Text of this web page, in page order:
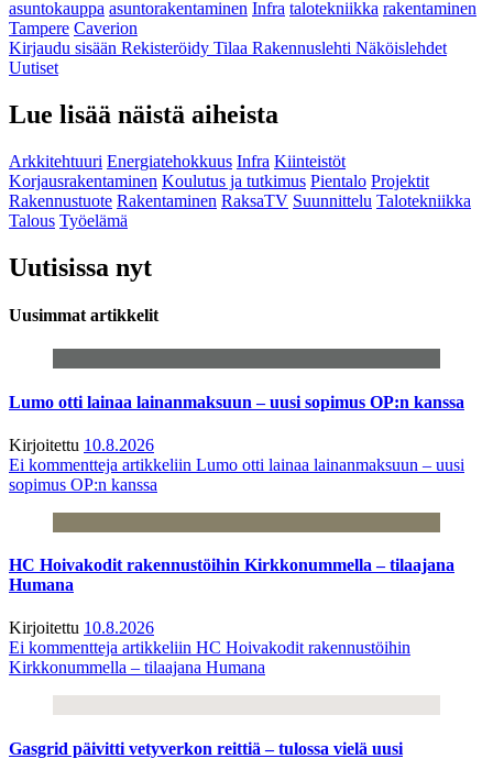
asuntokauppa asuntorakentaminen Infra talotekniikka rakentaminen
Tampere Caverion
Kirjaudu sisään Rekisteröidy Tilaa Rakennuslehti Näköislehdet
Uutiset
Lue lisää näistä aiheista
Arkkitehtuuri Energiatehokkuus Infra Kiinteistöt
Korjausrakentaminen Koulutus ja tutkimus Pientalo Projektit
Rakennustuote Rakentaminen RaksaTV Suunnittelu Talotekniikka
Talous Työelämä
Uutisissa nyt
Uusimmat artikkelit
Lumo otti lainaa lainanmaksuun – uusi sopimus OP:n kanssa
Kirjoitettu 10.8.2026
Ei kommentteja artikkeliin Lumo otti lainaa lainanmaksuun – uusi
sopimus OP:n kanssa
HC Hoivakodit rakennustöihin Kirkkonummella – tilaajana
Humana
Kirjoitettu 10.8.2026
Ei kommentteja artikkeliin HC Hoivakodit rakennustöihin
Kirkkonummella – tilaajana Humana
Gasgrid päivitti vetyverkon reittiä – tulossa vielä uusi